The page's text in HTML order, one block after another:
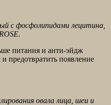
с фосфолипидами лецитина,
питания и анти-эйдж
предотвратить появление
овала лица, шеи и